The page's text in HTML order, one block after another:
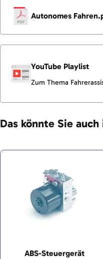
Autonomes
YouTube Playlist
Zum Thema
Das könnte Sie
ABS-Steuergerät